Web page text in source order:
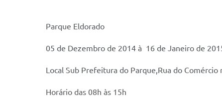
Parque Eldorado
05 de Dezembro de 2014 à 16 de Janeiro de
Local Sub Prefeitura do Parque,Rua do Comércio
Horário das 08h às 15h